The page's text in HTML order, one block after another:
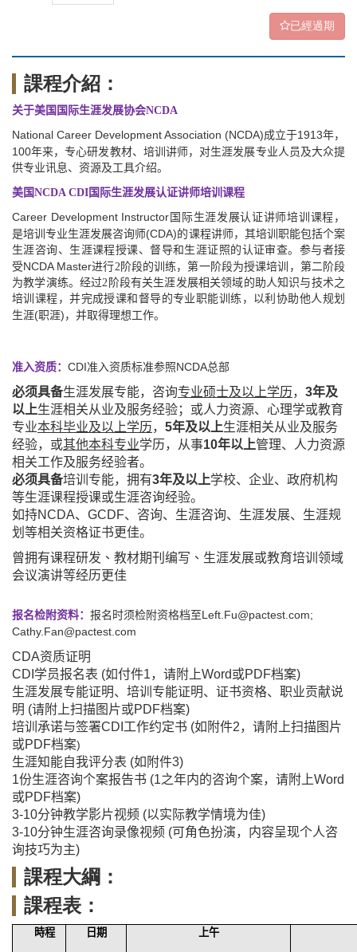
已經過期
課程介紹：
关于美国国际生涯发展协会NCDA
National Career Development Association (NCDA)成立于1913年，
100年来，专心研发教材、培训讲师，对生涯发展专业人员及大众提
供专业讯息、资源及工具介绍。
美国NCDA CDI 国际生涯发展认证讲师培训课程
Career Development Instructor 国际生涯发展认证讲师培训课程，
是培训专业生涯发展咨询师(CDA)的课程讲师，其培训职能包括个案
生涯咨询、生涯课程授课、督导和生涯证照的认证审查。参与者接
受NCDA Master进行2阶段的训练，第一阶段为授课培训，第二阶段
为教学演练。经过2 阶段有关生涯发展相关领域的助人知识与技术之
培训课程，并完成授课和督导的专业职能训练，以利协助他人规划
生涯(职涯) ，并取得理想工作。
准入资质： CDI准入资质标准参照NCDA总部
必须具备生涯发展专能，咨询专业硕士及以上学历， 3年及
以上生涯相关从业及服务经验；或人力资源、心理学或教育
专业本科毕业及以上学历， 5年及以上生涯相关从业及服务
经验，或其他本科专业学历，从事10年以上管理、人力资源
相关工作及服务经验者。
必须具备培训专能，拥有3年及以上学校、企业、政府机构
等生涯课程授课或生涯咨询经验。
如持NCDA、 GCDF、咨询、生涯咨询、生涯发展、生涯规
划等相关资格证书更佳。
曾拥有课程研发、教材期刊编写、生涯发展或教育培训领域
会议演讲等经历更佳
报名检附资料： 报名时须检附资格档至Left.Fu@pactest.com;
Cathy.Fan@pactest.com
CDA资质证明
CDI 学员报名表 (如付件1， 请附上Word或PDF档案)
生涯发展专能证明、培训专能证明、 证书资格、 职业贡献说
明 (请附上扫描图片或PDF档案)
培训承诺与签署CDI 工作约定书 (如附件2，请附上扫描图片
或PDF档案)
生涯知能自我评分表 (如附件3)
1份生涯咨询个案报告书 (1之年内的咨询个案， 请附上Word
或PDF档案)
3-10分钟教学影片视频 (以实际教学情境为佳)
3-10分钟生涯咨询录像视频 (可角色扮演，内容呈现个人咨
询技巧为主)
課程大綱：
課程表：
時程 日期 上午